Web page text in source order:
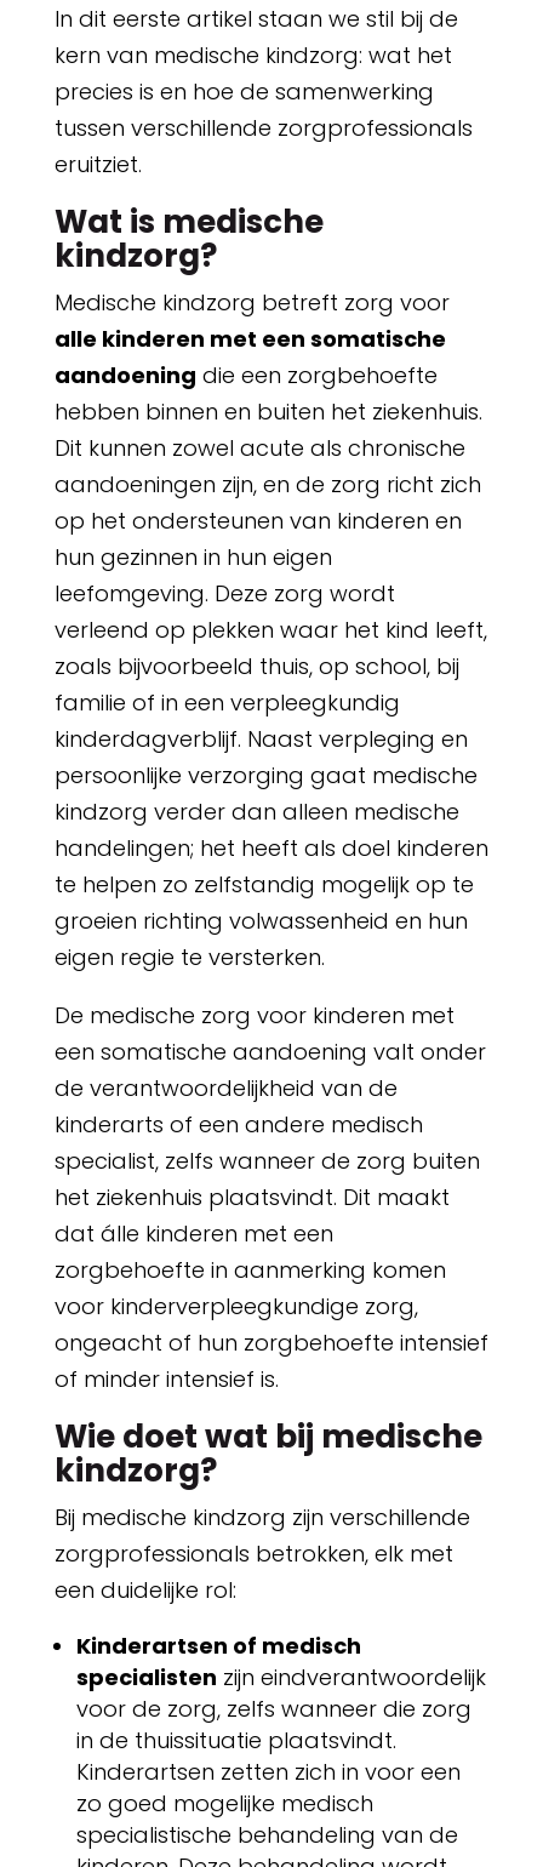
In dit eerste artikel staan we stil bij de
kern van medische kindzorg: wat het
precies is en hoe de samenwerking
tussen verschillende zorgprofessionals
eruitziet.
Wat is medische
kindzorg?
Medische kindzorg betreft zorg voor
alle kinderen met een somatische
aandoening die een zorgbehoefte
hebben binnen en buiten het ziekenhuis.
Dit kunnen zowel acute als chronische
aandoeningen zijn, en de zorg richt zich
op het ondersteunen van kinderen en
hun gezinnen in hun eigen
leefomgeving. Deze zorg wordt
verleend op plekken waar het kind leeft,
zoals bijvoorbeeld thuis, op school, bij
familie of in een verpleegkundig
kinderdagverblijf. Naast verpleging en
persoonlijke verzorging gaat medische
kindzorg verder dan alleen medische
handelingen; het heeft als doel kinderen
te helpen zo zelfstandig mogelijk op te
groeien richting volwassenheid en hun
eigen regie te versterken.
De medische zorg voor kinderen met
een somatische aandoening valt onder
de verantwoordelijkheid van de
kinderarts of een andere medisch
specialist, zelfs wanneer de zorg buiten
het ziekenhuis plaatsvindt. Dit maakt
dat álle kinderen met een
zorgbehoefte in aanmerking komen
voor kinderverpleegkundige zorg,
ongeacht of hun zorgbehoefte intensief
of minder intensief is.
Wie doet wat bij medische
kindzorg?
Bij medische kindzorg zijn verschillende
zorgprofessionals betrokken, elk met
een duidelijke rol:
Kinderartsen of medisch
specialisten zijn eindverantwoordelijk
voor de zorg, zelfs wanneer die zorg
in de thuissituatie plaatsvindt.
Kinderartsen zetten zich in voor een
zo goed mogelijke medisch
specialistische behandeling van de